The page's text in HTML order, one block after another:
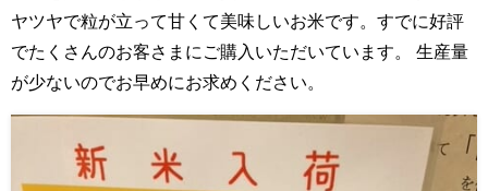
ヤツヤで粒が立って甘くて美味しいお米です。すでに好評
でたくさんのお客さまにご購入いただいています。 生産量
が少ないのでお早めにお求めください。